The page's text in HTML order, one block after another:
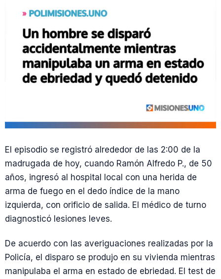
El episodio se registró alrededor de las 2:00 de la
madrugada de hoy, cuando Ramón Alfredo P., de 50
años, ingresó al hospital local con una herida de
arma de fuego en el dedo índice de la mano
izquierda, con orificio de salida. El médico de turno
diagnosticó lesiones leves.
De acuerdo con las averiguaciones realizadas por la
Policía, el disparo se produjo en su vivienda mientras
manipulaba el arma en estado de ebriedad. El test de